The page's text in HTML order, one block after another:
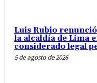
Luis Rubio
la alcaldía de Lima
considerado legal
5 de agosto de 2026